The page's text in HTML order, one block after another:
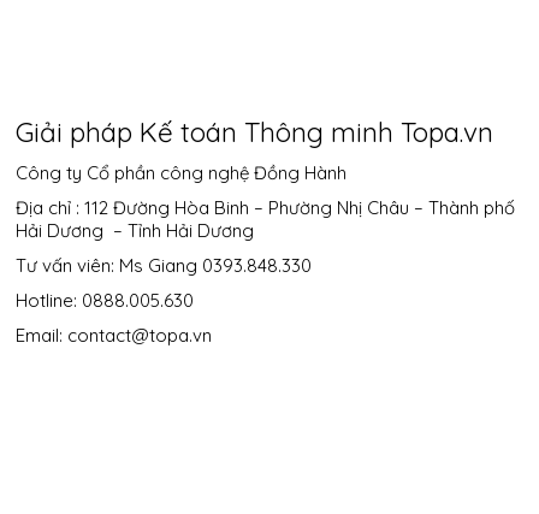
Giải pháp Kế toán Thông minh Topa.vn
Công ty Cổ phần công nghệ Đồng Hành
Địa chỉ :112 Đường Hòa Binh – Phường Nhị Châu – Thành phố
Hải Dương – Tỉnh Hải Dương
Tư vấn viên: Ms Giang 0393.848.330
Hotline: 0888.005.630
Email: contact@topa.vn